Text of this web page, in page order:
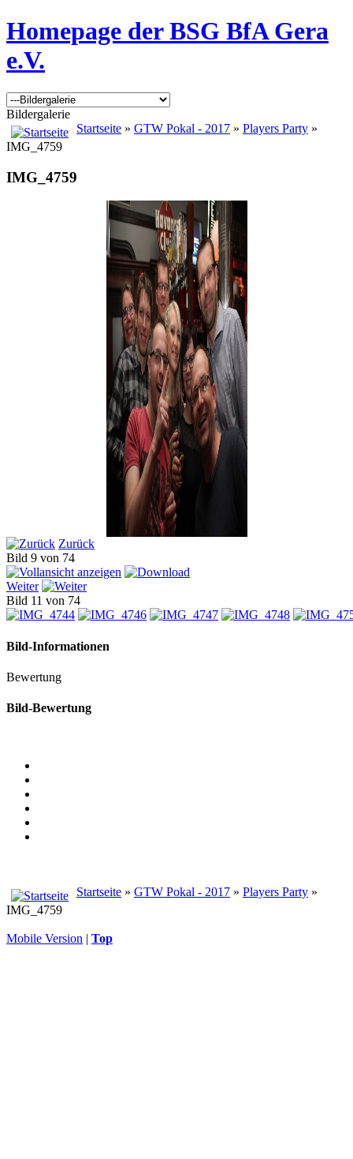
Homepage der BSG BfA Gera
e.V.
Bildergalerie
Startseite » GTW Pokal - 2017 » Players Party »
IMG_4759
IMG_4759
Zurück
Bild 9 von 74
Weiter
Bild 11 von 74
Bild-Informationen
Bewertung
Bild-Bewertung
Startseite » GTW Pokal - 2017 » Players Party »
IMG_4759
Mobile Version | Top